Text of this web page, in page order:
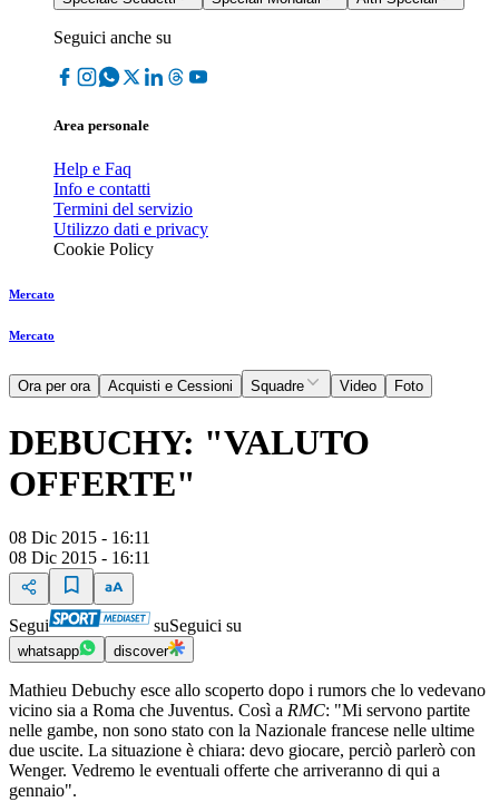
Seguici anche su
Area personale
Help e Faq
Info e contatti
Termini del servizio
Utilizzo dati e privacy
Cookie Policy
Mercato
Mercato
Ora per ora Acquisti e Cessioni Squadre Video Foto
DEBUCHY: "VALUTO
OFFERTE"
08 Dic 2015 - 16:11
08 Dic 2015 - 16:11
Segui suSeguici su
whatsapp discover
Mathieu Debuchy esce allo scoperto dopo i rumors che lo vedevano
vicino sia a Roma che Juventus. Così a RMC: "Mi servono partite
nelle gambe, non sono stato con la Nazionale francese nelle ultime
due uscite. La situazione è chiara: devo giocare, perciò parlerò con
Wenger. Vedremo le eventuali offerte che arriveranno di qui a
gennaio".